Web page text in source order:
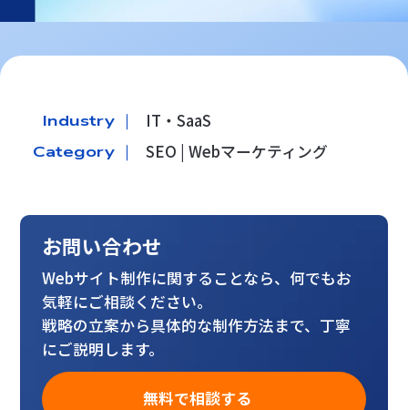
Industry ｜ IT・SaaS
Category ｜ SEO | Webマーケティング
お問い合わせ
Webサイト制作に関することなら、何でもお
気軽にご相談ください。
戦略の立案から具体的な制作方法まで、丁寧
にご説明します。
無料で相談する